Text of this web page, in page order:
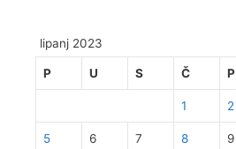
lipanj 2023
P U S Č P
1 2
5 6 7 8 9